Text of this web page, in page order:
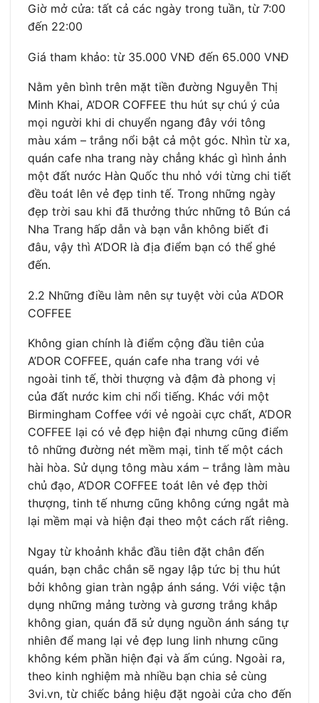
Giờ mở cửa: tất cả các ngày trong tuần, từ 7:00
đến 22:00
Giá tham khảo: từ 35.000 VNĐ đến 65.000 VNĐ
Nằm yên bình trên mặt tiền đường Nguyễn Thị
Minh Khai, A’DOR COFFEE thu hút sự chú ý của
mọi người khi di chuyển ngang đây với tông
màu xám – trắng nổi bật cả một góc. Nhìn từ xa,
quán cafe nha trang này chẳng khác gì hình ảnh
một đất nước Hàn Quốc thu nhỏ với từng chi tiết
đều toát lên vẻ đẹp tinh tế. Trong những ngày
đẹp trời sau khi đã thưởng thức những tô Bún cá
Nha Trang hấp dẫn và bạn vẫn không biết đi
đâu, vậy thì A’DOR là địa điểm bạn có thể ghé
đến.
2.2 Những điều làm nên sự tuyệt vời của A’DOR
COFFEE
Không gian chính là điểm cộng đầu tiên của
A’DOR COFFEE, quán cafe nha trang với vẻ
ngoài tinh tế, thời thượng và đậm đà phong vị
của đất nước kim chi nổi tiếng. Khác với một
Birmingham Coffee với vẻ ngoài cực chất, A’DOR
COFFEE lại có vẻ đẹp hiện đại nhưng cũng điểm
tô những đường nét mềm mại, tinh tế một cách
hài hòa. Sử dụng tông màu xám – trắng làm màu
chủ đạo, A’DOR COFFEE toát lên vẻ đẹp thời
thượng, tinh tế nhưng cũng không cứng ngắt mà
lại mềm mại và hiện đại theo một cách rất riêng.
Ngay từ khoảnh khắc đầu tiên đặt chân đến
quán, bạn chắc chắn sẽ ngay lập tức bị thu hút
bởi không gian tràn ngập ánh sáng. Với việc tận
dụng những mảng tường và gương trắng khắp
không gian, quán đã sử dụng nguồn ánh sáng tự
nhiên để mang lại vẻ đẹp lung linh nhưng cũng
không kém phần hiện đại và ấm cúng. Ngoài ra,
theo kinh nghiệm mà nhiều bạn chia sẻ cùng
3vi.vn, từ chiếc bảng hiệu đặt ngoài cửa cho đến